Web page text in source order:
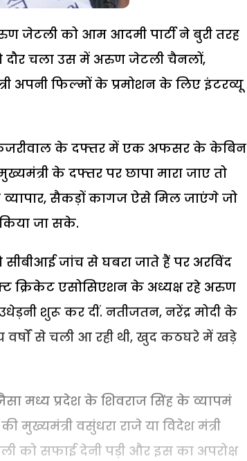
जेटली को आम आदमी पार्टी ने बुरी तरह
दौर चला उस में अरुण जेटली चैनलों,
अपनी फिल्मों के प्रमोशन के लिए इंटरव्यू
केजरीवाल के दफ्तर में एक अफसर के केबिन
के दफ्तर पर छापा मारा जाए तो
व्यापार, सैकड़ों कागज ऐसे मिल जाएंगे जो
जा सके.
जांच से घबरा जाते हैं पर अरविंद
क्रिकेट एसोसिएशन के अध्यक्ष रहे अरुण
शुरू कर दीं. नतीजतन, नरेंद्र मोदी के
से चली आ रही थी, खुद कठघरे में खड़े
मध्य प्रदेश के शिवराज सिंह के व्यापमं
वसुंधरा राजे या विदेश मंत्री
को सफाई देनी पड़ी और इस का अपरोक्ष